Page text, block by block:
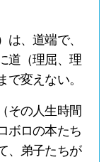
、道端で、
道（理屈、理
変えない。
その人生時間
ボロの本たち
、弟子たちが